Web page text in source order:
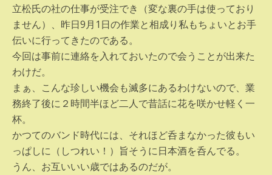
立松氏の社の仕事が受注でき（変な裏の手は使っており
ません）、昨日9月1日の作業と相成り私もちょいとお手
伝いに行ってきたのである。
今回は事前に連絡を入れておいたので会うことが出来た
わけだ。
まぁ、こんな珍しい機会も滅多にあるわけないので、業
務終了後に２時間半ほど二人で昔話に花を咲かせ軽く一
杯。
かつてのバンド時代には、それほど呑まなかった彼もい
っぱしに（しつれい！）旨そうに日本酒を呑んでる。
うん、お互いいい歳ではあるのだが。